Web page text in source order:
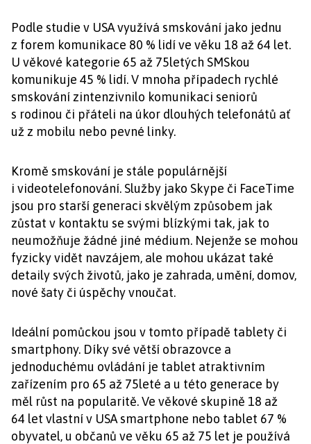
Podle studie v USA využívá smskování jako jednu
z forem komunikace 80 % lidí ve věku 18 až 64 let.
U věkové kategorie 65 až 75letých SMSkou
komunikuje 45 % lidí. V mnoha případech rychlé
smskování zintenzivnilo komunikaci seniorů
s rodinou či přáteli na úkor dlouhých telefonátů ať
už z mobilu nebo pevné linky.
Kromě smskování je stále populárnější
i videotelefonování. Služby jako Skype či FaceTime
jsou pro starší generaci skvělým způsobem jak
zůstat v kontaktu se svými blízkými tak, jak to
neumožňuje žádné jiné médium. Nejenže se mohou
fyzicky vidět navzájem, ale mohou ukázat také
detaily svých životů, jako je zahrada, umění, domov,
nové šaty či úspěchy vnoučat.
Ideální pomůckou jsou v tomto případě tablety či
smartphony. Díky své větší obrazovce a
jednoduchému ovládání je tablet atraktivním
zařízením pro 65 až 75leté a u této generace by
měl růst na popularitě. Ve věkové skupině 18 až
64 let vlastní v USA smartphone nebo tablet 67 %
obyvatel, u občanů ve věku 65 až 75 let je používá